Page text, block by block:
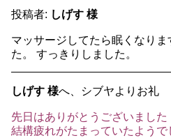
投稿者: しげす 様
マッサージしてたら眠くなり
た。 すっきりしました。
しげす 様へ、シブヤよりお礼
先日はありがとうございました
結構疲れがたまっていたようで